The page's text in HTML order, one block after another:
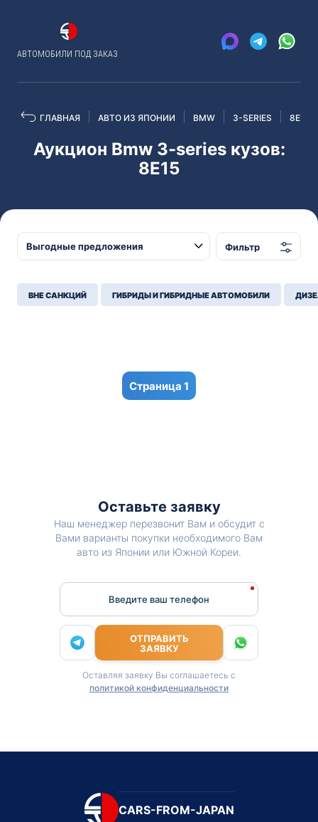
АВТОМОБИЛИ ПОД ЗАКАЗ
ГЛАВНАЯ АВТО ИЗ ЯПОНИИ BMW 3-SERIES 8E15
Аукцион Bmw 3-series кузов:
8E15
Фильтр
ВНЕ САНКЦИЙ ГИБРИДЫ И ГИБРИДНЫЕ АВТОМОБИЛИ
1
Оставьте заявку
Наш менеджер перезвонит Вам и обсудит с
Вами варианты покупки необходимого Вам
авто из Японии или Южной Кореи.
Введите ваш телефон
ОТПРАВИТЬ
ЗАЯВКУ
Оставляя заявку Вы соглашаетесь с
политикой конфиденциальности
CARS-FROM-JAPAN